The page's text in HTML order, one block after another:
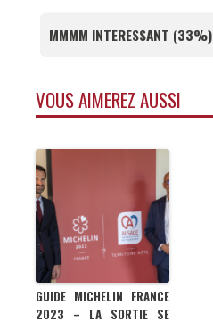
MMMM INTERESSANT (33%)
VOUS AIMEREZ AUSSI
GUIDE MICHELIN FRANCE
2023 – LA SORTIE SE